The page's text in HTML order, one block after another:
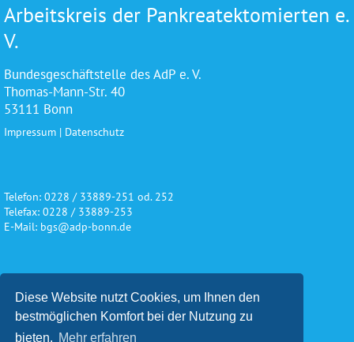
Diese Website nutzt Cookies, um Ihnen den
bestmöglichen Komfort bei der Nutzung zu
bieten. Mehr erfahren
Arbeitskreis der Pankreatektomierten e.
V.
Bundesgeschäftstelle des AdP e. V.
Thomas-Mann-Str. 40
53111 Bonn
Impressum | Datenschutz
Telefon: 0228 / 33889-251 od. 252
Telefax: 0228 / 33889-253
E-Mail: bgs@adp-bonn.de
Wir danken für die freundliche
Unterstützung und Förderung